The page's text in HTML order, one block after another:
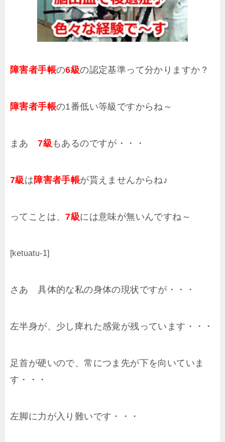
障害者手帳の6級の認定基準って分かりますか？
障害者手帳の1番低い等級ですからね～
まあ7級 もあるのですが・・・
7級は障害者手帳が貰えませんからね♪
ってことは、7級には意味が無いんですね～
[ketuatu-1]
さあ 具体的な私の身体の現状ですが・・・
左半身が、少し痺れた感覚が残っています・・・
足首が硬いので、常につま先が下を向いていま
す・・・
左脚に力が入り難いです・・・